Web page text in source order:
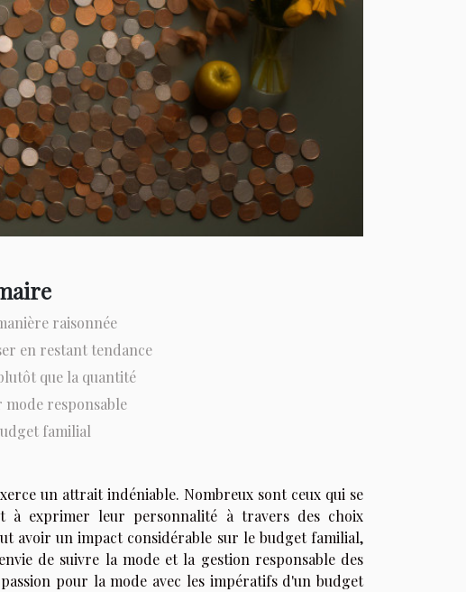
raisonnée
en restant tendance
que la quantité
responsable
familial
un attrait indéniable. Nombreux sont ceux qui se
à exprimer leur personnalité à travers des choix
avoir un impact considérable sur le budget familial,
de suivre la mode et la gestion responsable des
pour la mode avec les impératifs d'un budget